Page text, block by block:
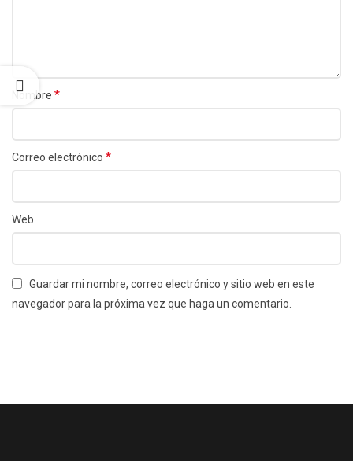
Nombre *
Correo electrónico *
Web
Guardar mi nombre, correo electrónico y sitio web en este
navegador para la próxima vez que haga un comentario.